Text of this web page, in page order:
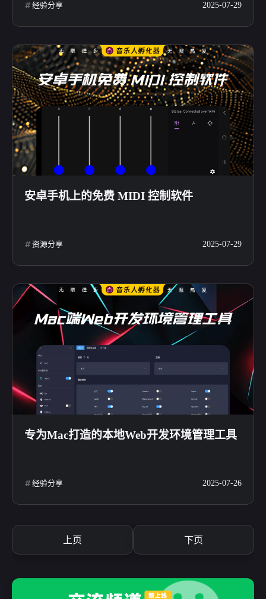
经验分享 2025-07-29
安卓手机上的免费 MIDI 控制软件
资源分享 2025-07-29
专为Mac打造的本地Web开发环境管理工具
经验分享 2025-07-26
上页 下页